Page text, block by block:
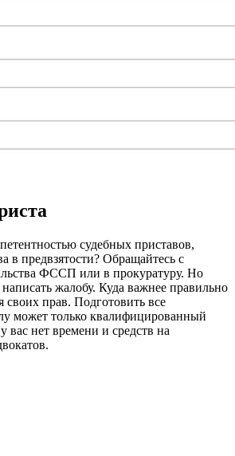
судебных приставов,
в предвзятости? Обращайтесь с
ФССП или в прокуратуру. Но
жалобу. Куда важнее правильно
своих прав. Подготовить все
может только квалифицированный
вас нет времени и средств на